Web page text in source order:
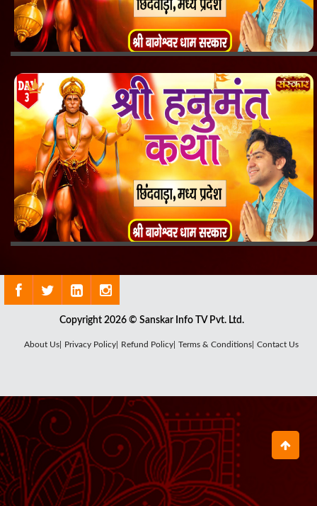
Copyright 2026 © Sanskar Info TV Pvt. Ltd.
About Us| Privacy Policy| Refund Policy| Terms & Conditions| Contact Us